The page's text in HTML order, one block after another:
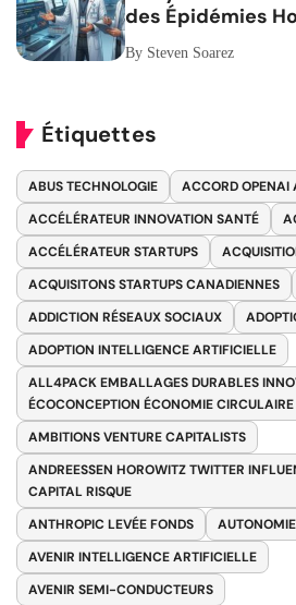
des Épidémies
By Steven Soarez
Étiquettes
ABUS TECHNOLOGIE
ACCORD OPENAI
ACCÉLÉRATEUR INNOVATION SANTÉ
ACCÉLÉRATEUR STARTUPS
ACQUISITONS STARTUPS CANADIENNES
ADDICTION RÉSEAUX SOCIAUX
ADOPTION INTELLIGENCE ARTIFICIELLE
ALL4PACK EMBALLAGES DURABLES
ÉCOCONCEPTION ÉCONOMIE CIRCULAIRE
AMBITIONS VENTURE CAPITALISTS
ANDREESSEN HOROWITZ TWITTER
CAPITAL RISQUE
ANTHROPIC LEVÉE FONDS
AVENIR INTELLIGENCE ARTIFICIELLE
AVENIR SEMI-CONDUCTEURS